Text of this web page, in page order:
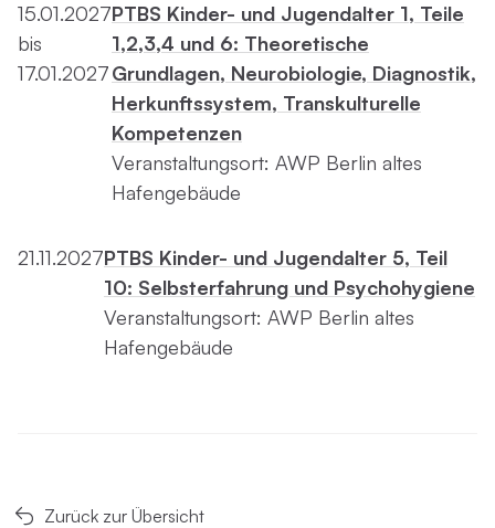
15.01.2027
bis
17.01.2027
PTBS Kinder- und Jugendalter 1, Teile
1,2,3,4 und 6: Theoretische
Grundlagen, Neurobiologie, Diagnostik,
Herkunftssystem, Transkulturelle
Kompetenzen
Veranstaltungsort: AWP Berlin altes
Hafengebäude
21.11.2027PTBS Kinder- und Jugendalter 5, Teil
10: Selbsterfahrung und Psychohygiene
Veranstaltungsort: AWP Berlin altes
Hafengebäude
Zurück zur Übersicht